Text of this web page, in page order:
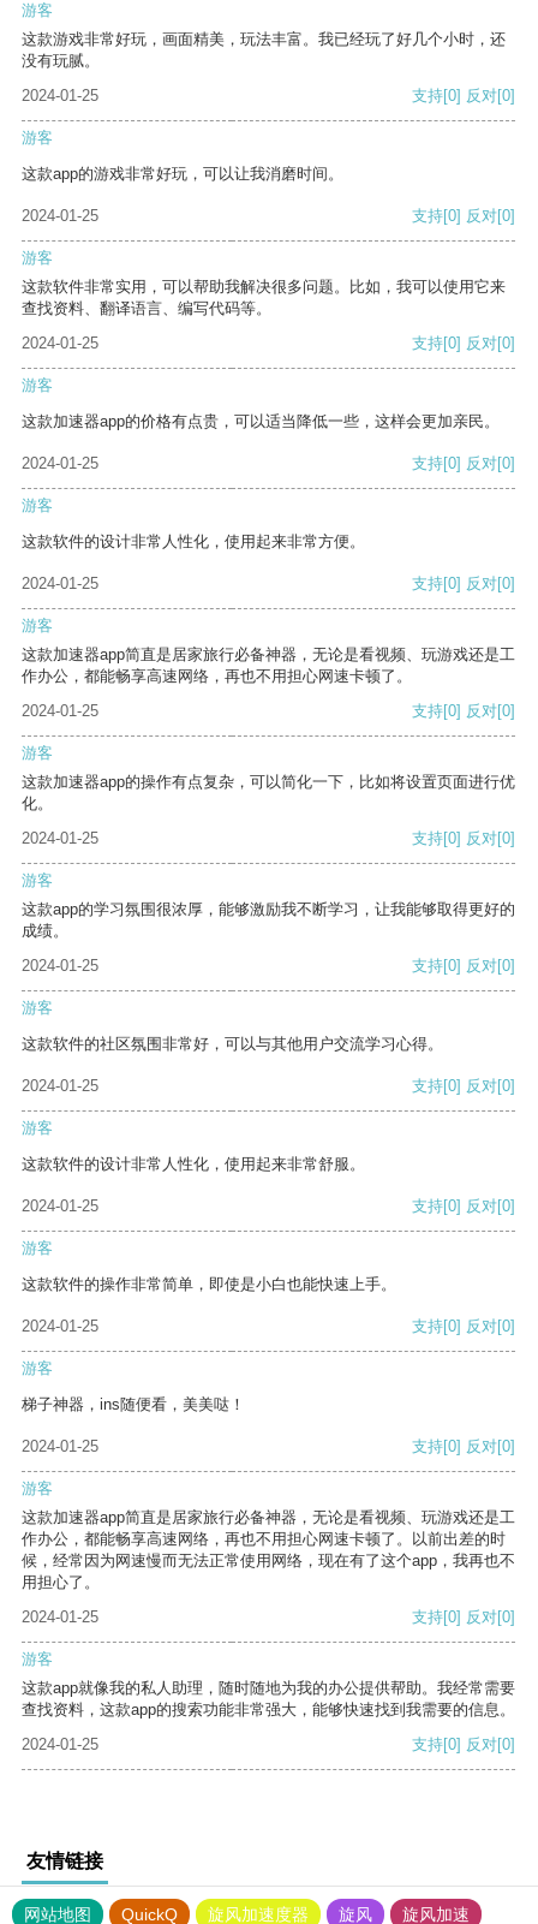
游客
这款游戏非常好玩，画面精美，玩法丰富。我已经玩了好几个小时，还
没有玩腻。
2024-01-25
支持[0] 反对[0]
游客
这款app的游戏非常好玩，可以让我消磨时间。
2024-01-25 支持[0] 反对[0]
游客
这款软件非常实用，可以帮助我解决很多问题。比如，我可以使用它来
查找资料、翻译语言、编写代码等。
2024-01-25
支持[0] 反对[0]
游客
这款加速器app的价格有点贵，可以适当降低一些，这样会更加亲民。
2024-01-25 支持[0] 反对[0]
游客
这款软件的设计非常人性化，使用起来非常方便。
2024-01-25 支持[0] 反对[0]
游客
这款加速器app简直是居家旅行必备神器，无论是看视频、玩游戏还是工
作办公，都能畅享高速网络，再也不用担心网速卡顿了。
2024-01-25
支持[0] 反对[0]
游客
这款加速器app的操作有点复杂，可以简化一下，比如将设置页面进行优
化。
2024-01-25
支持[0] 反对[0]
游客
这款app的学习氛围很浓厚，能够激励我不断学习，让我能够取得更好的
成绩。
2024-01-25
支持[0] 反对[0]
游客
这款软件的社区氛围非常好，可以与其他用户交流学习心得。
2024-01-25 支持[0] 反对[0]
游客
这款软件的设计非常人性化，使用起来非常舒服。
2024-01-25 支持[0] 反对[0]
游客
这款软件的操作非常简单，即使是小白也能快速上手。
2024-01-25 支持[0] 反对[0]
游客
梯子神器，ins随便看，美美哒！
2024-01-25 支持[0] 反对[0]
游客
这款加速器app简直是居家旅行必备神器，无论是看视频、玩游戏还是工
作办公，都能畅享高速网络，再也不用担心网速卡顿了。以前出差的时
候，经常因为网速慢而无法正常使用网络，现在有了这个app，我再也不
用担心了。
2024-01-25
支持[0] 反对[0]
游客
这款app就像我的私人助理，随时随地为我的办公提供帮助。我经常需要
查找资料，这款app的搜索功能非常强大，能够快速找到我需要的信息。
2024-01-25
支持[0] 反对[0]
友情链接
网站地图 QuickQ 旋风加速度器 旋风 旋风加速